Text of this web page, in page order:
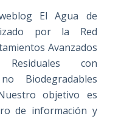
El Agua de
por la Red
Avanzados
con
Biodegradables
Nuestro objetivo es
de información y